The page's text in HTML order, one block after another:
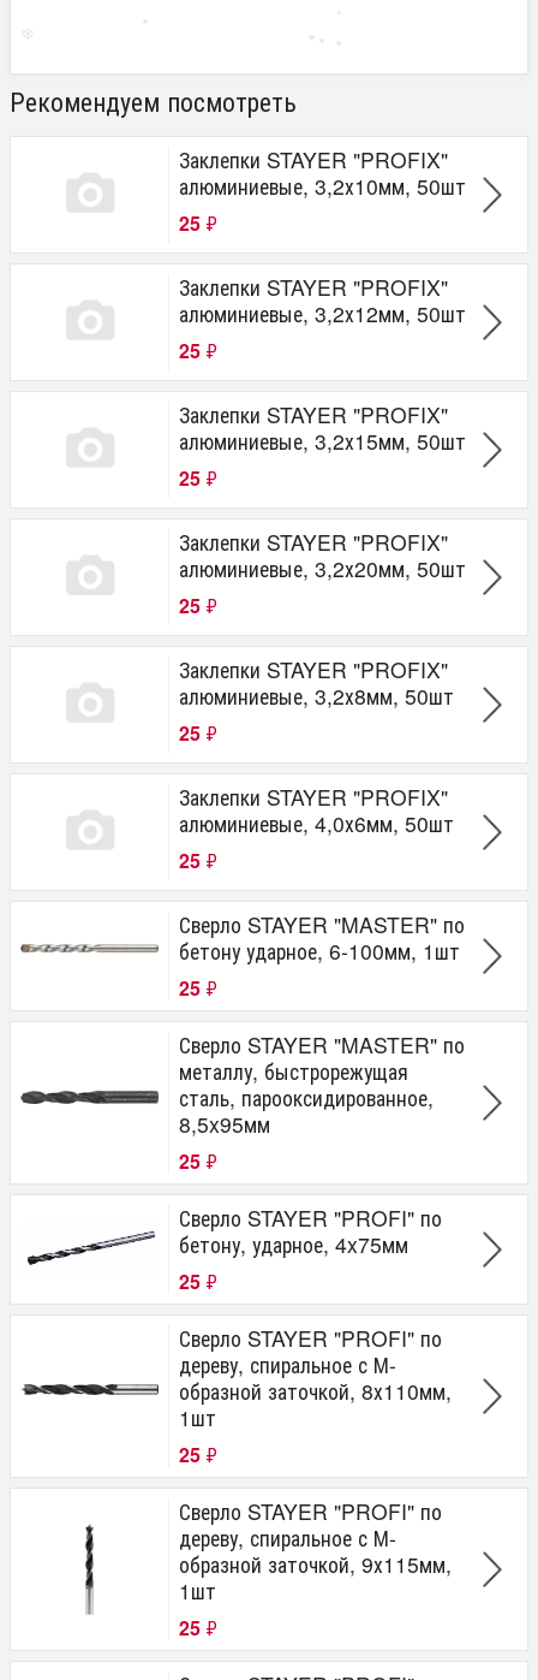
Рекомендуем посмотреть
Заклепки STAYER "PROFIX"
алюминиевые, 3,2х10мм, 50шт
25 ₽
Заклепки STAYER "PROFIX"
алюминиевые, 3,2х12мм, 50шт
25 ₽
Заклепки STAYER "PROFIX"
алюминиевые, 3,2х15мм, 50шт
25 ₽
Заклепки STAYER "PROFIX"
алюминиевые, 3,2х20мм, 50шт
25 ₽
Заклепки STAYER "PROFIX"
алюминиевые, 3,2х8мм, 50шт
25 ₽
Заклепки STAYER "PROFIX"
алюминиевые, 4,0х6мм, 50шт
25 ₽
Сверло STAYER "MASTER" по
бетону ударное, 6-100мм, 1шт
25 ₽
Сверло STAYER "MASTER" по
металлу, быстрорежущая
сталь, парооксидированное,
8,5x95мм
25 ₽
Сверло STAYER "PROFI" по
бетону, ударное, 4x75мм
25 ₽
Сверло STAYER "PROFI" по
дереву, спиральное с М-
образной заточкой, 8х110мм,
1шт
25 ₽
Сверло STAYER "PROFI" по
дереву, спиральное с М-
образной заточкой, 9х115мм,
1шт
25 ₽